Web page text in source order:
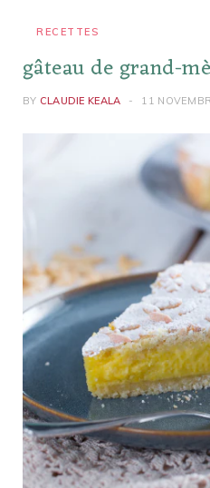
RECETTES
gâteau de grand-
BY CLAUDIE KEALA 11